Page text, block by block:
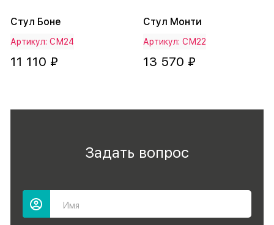
Стул Боне
Артикул: СМ24
11 110 ₽
Стул Монти
Артикул: СМ22
13 570 ₽
Задать вопрос
Имя